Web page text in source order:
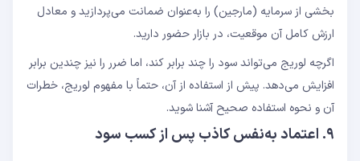
بخشی از سرمایه (مارجین) را به‌عنوان ضمانت می‌پردازید و معادل
ارزش کامل آن موقعیت، در بازار حضور دارید.
اگرچه لوریج می‌تواند سود را چند برابر کند، اما ضرر را نیز چندین برابر
افزایش می‌دهد. پیش از استفاده از آن، حتماً با مفهوم لوریج، خطرات
آن و نحوه استفاده صحیح آشنا شوید.
۹. اعتماد به‌نفس کاذب پس از کسب سود